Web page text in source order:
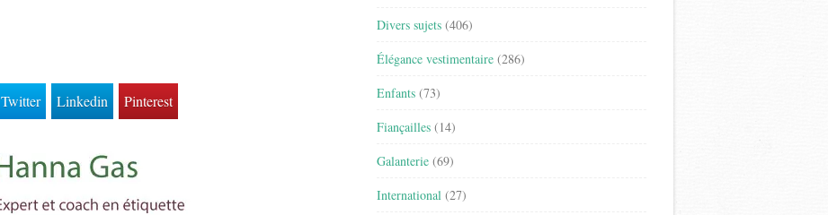
Twitter Linkedin Pinterest
Divers sujets (406)
Élégance vestimentaire (286)
Enfants (73)
Fiançailles (14)
Galanterie (69)
International (27)